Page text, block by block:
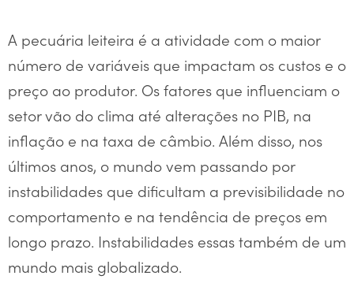
A pecuária leiteira é a atividade com o maior
número de variáveis que impactam os custos e o
preço ao produtor. Os fatores que influenciam o
setor vão do clima até alterações no PIB, na
inflação e na taxa de câmbio. Além disso, nos
últimos anos, o mundo vem passando por
instabilidades que dificultam a previsibilidade no
comportamento e na tendência de preços em
longo prazo. Instabilidades essas também de um
mundo mais globalizado.